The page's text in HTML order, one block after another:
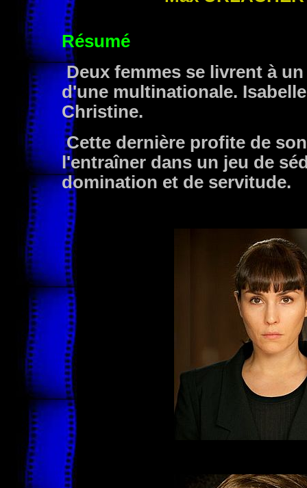
Résumé
Deux femmes se livrent à
d'une multinationale.
Christine.
Cette dernière profite de
l'entraîner dans un jeu de
domination et de servitude.